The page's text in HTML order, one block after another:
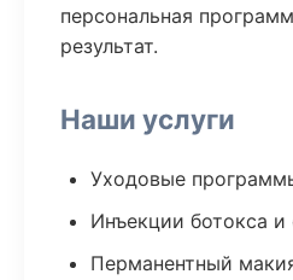
персональная
результат.
Наши услуги
Уходовые
Инъекции ботокса
Перманентный